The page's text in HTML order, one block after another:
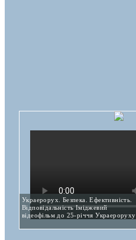
Украерорух. Безпека. Ефективність.
Відповідальність Іміджевий
відеофільм до 25-річчя Украероруху